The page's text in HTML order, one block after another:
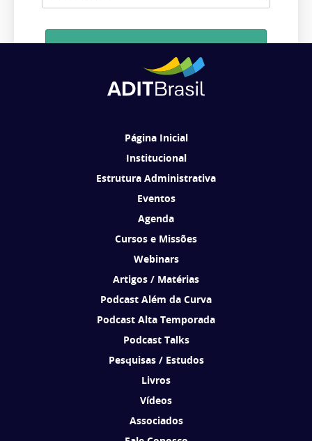
Ao se cadastrar, você concorda em receber comunicações da ADIT
Página Inicial
Institucional
Estrutura Administrativa
Eventos
Agenda
Cursos e Missões
Webinars
Artigos / Matérias
Podcast Além da Curva
Podcast Alta Temporada
Podcast Talks
Pesquisas / Estudos
Livros
Vídeos
Associados